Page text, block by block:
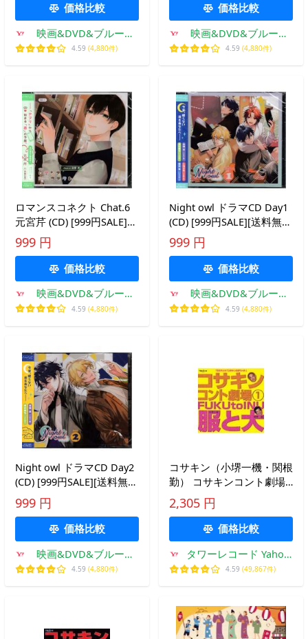
価格比較
映画&DVD&ブルーレ
イならSORA
4.59 (4,880件)
価格比較
映画&DVD&ブルーレ
イならSORA
4.59 (4,880件)
ロマンスコネクト Chat.6
元宮芹 (CD) [999円SALE]
[送料無料]
999 円
価格比較
映画&DVD&ブルーレ
イならSORA
4.59 (4,880件)
Night owl ドラマCD Day1
(CD) [999円SALE][送料無
料]
999 円
価格比較
映画&DVD&ブルーレ
イならSORA
4.59 (4,880件)
Night owl ドラマCD Day2
(CD) [999円SALE][送料無
料]
999 円
価格比較
映画&DVD&ブルーレ
イならSORA
4.59 (4,880件)
コサキン（小堺一機・関根
勤） コサキンコント劇場
（1） 服と犬 CD
2,305 円
価格比較
タワーレコード Yahoo!
店
4.59 (49,867件)